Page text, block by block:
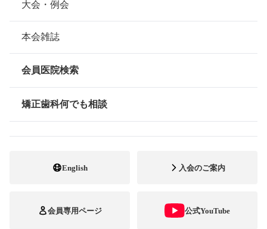
組織について
本会の歴史
情報公開
矯正歯科治療について
大会・例会
本会雑誌
会員医院検索
矯正歯科何でも相談
English 入会のご案内
会員専用ページ 公式YouTube
就職・進学・転勤や引っ越しにより止むを得ず現在の医療
機関に通院できなくなる場合は、そのことがわかった時点
とが必要です。
① 治療当初の資料
頭部X線規格写真（セファログラム）、パノラ
マX線写真等のレントゲン画像